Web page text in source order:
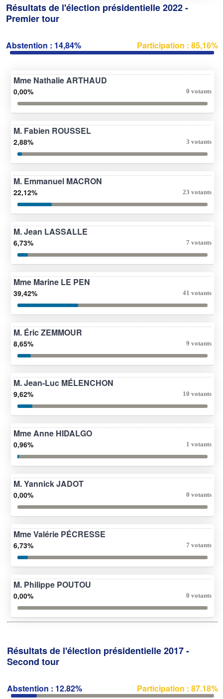
Résultats de l'élection présidentielle 2022 -
Premier tour
Abstention : 14,84% Participation : 85,16%
Mme Nathalie ARTHAUD
0,00% 0 votants
M. Fabien ROUSSEL
2,88% 3 votants
M. Emmanuel MACRON
22,12% 23 votants
M. Jean LASSALLE
6,73% 7 votants
Mme Marine LE PEN
39,42% 41 votants
M. Éric ZEMMOUR
8,65% 9 votants
M. Jean-Luc MÉLENCHON
9,62% 10 votants
Mme Anne HIDALGO
0,96% 1 votants
M. Yannick JADOT
0,00% 0 votants
Mme Valérie PÉCRESSE
6,73% 7 votants
M. Philippe POUTOU
0,00% 0 votants
Résultats de l'élection présidentielle 2017 -
Second tour
Abstention : 12.82% Participation : 87.18%